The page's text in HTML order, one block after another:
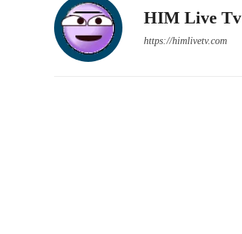
HIM Live Tv
https://himlivetv.com